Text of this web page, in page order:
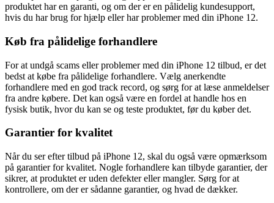
produktet har en garanti, og om der er en pålidelig kundesupport,
hvis du har brug for hjælp eller har problemer med din iPhone 12.
Køb fra pålidelige forhandlere
For at undgå scams eller problemer med din iPhone 12 tilbud, er det
bedst at købe fra pålidelige forhandlere. Vælg anerkendte
forhandlere med en god track record, og sørg for at læse anmeldelser
fra andre købere. Det kan også være en fordel at handle hos en
fysisk butik, hvor du kan se og teste produktet, før du køber det.
Garantier for kvalitet
Når du ser efter tilbud på iPhone 12, skal du også være opmærksom
på garantier for kvalitet. Nogle forhandlere kan tilbyde garantier, der
sikrer, at produktet er uden defekter eller mangler. Sørg for at
kontrollere, om der er sådanne garantier, og hvad de dækker.